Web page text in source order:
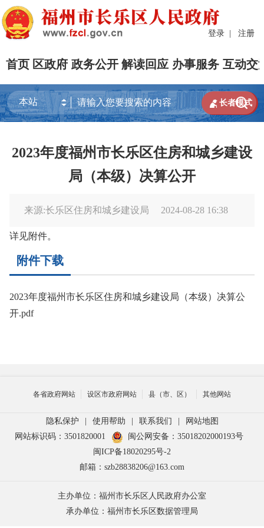
登录 | 注册
首页 区政府 政务公开 解读回应 办事服务 互动交

 长者模式
2023年度福州市长乐区住房和城乡建设
局（本级）决算公开
来源:长乐区住房和城乡建设局 2024-08-28 16:38
详见附件。
附件下载
2023年度福州市长乐区住房和城乡建设局（本级）决算公
开.pdf
各省政府网站 设区市政府网站 县（市、区） 其他网站
隐私保护 使用帮助 联系我们
网站地图
网站标识码：3501820001
闽公网安备：35018202000193号
闽ICP备18020295号-2
邮箱：szb28838206@163.com
主办单位：福州市长乐区人民政府办公室
承办单位：福州市长乐区数据管理局